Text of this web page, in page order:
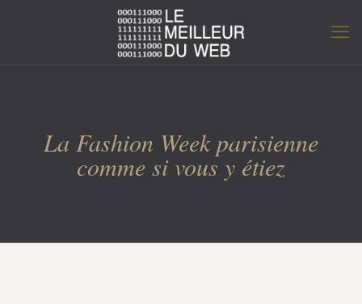
La Fashion Week parisienne
comme si vous y étiez